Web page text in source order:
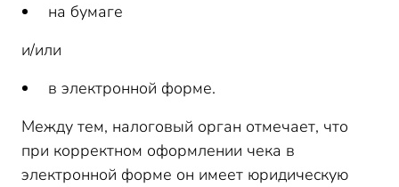
на бумаге
и/или
в электронной форме.
Между тем, налоговый орган отмечает, что
при корректном оформлении чека в
электронной форме он имеет юридическую